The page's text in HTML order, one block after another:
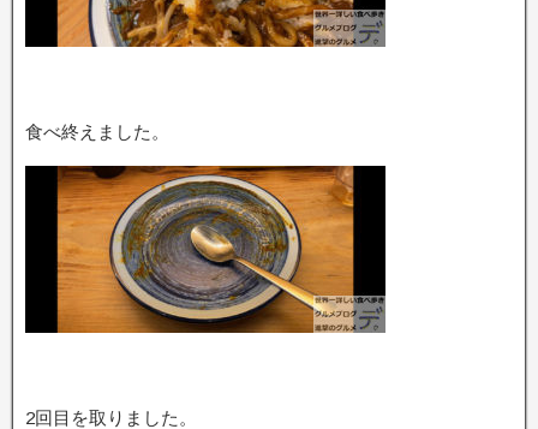
食べ終えました。
2回目を取りました。